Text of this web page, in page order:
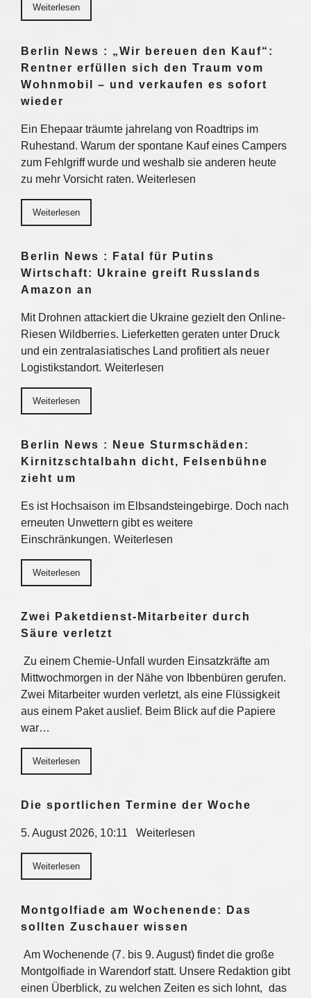
Weiterlesen
Berlin News : „Wir bereuen den Kauf“:
Rentner erfüllen sich den Traum vom
Wohnmobil – und verkaufen es sofort
wieder
Ein Ehepaar träumte jahrelang von Roadtrips im
Ruhestand. Warum der spontane Kauf eines Campers
zum Fehlgriff wurde und weshalb sie anderen heute
zu mehr Vorsicht raten. Weiterlesen
Weiterlesen
Berlin News : Fatal für Putins
Wirtschaft: Ukraine greift Russlands
Amazon an
Mit Drohnen attackiert die Ukraine gezielt den Online-
Riesen Wildberries. Lieferketten geraten unter Druck
und ein zentralasiatisches Land profitiert als neuer
Logistikstandort. Weiterlesen
Weiterlesen
Berlin News : Neue Sturmschäden:
Kirnitzschtalbahn dicht, Felsenbühne
zieht um
Es ist Hochsaison im Elbsandsteingebirge. Doch nach
erneuten Unwettern gibt es weitere
Einschränkungen. Weiterlesen
Weiterlesen
Zwei Paketdienst-Mitarbeiter durch
Säure verletzt
Zu einem Chemie-Unfall wurden Einsatzkräfte am
Mittwochmorgen in der Nähe von Ibbenbüren gerufen.
Zwei Mitarbeiter wurden verletzt, als eine Flüssigkeit
aus einem Paket auslief. Beim Blick auf die Papiere
war…
Weiterlesen
Die sportlichen Termine der Woche
5. August 2026, 10:11 Weiterlesen
Weiterlesen
Montgolfiade am Wochenende: Das
sollten Zuschauer wissen
Am Wochenende (7. bis 9. August) findet die große
Montgolfiade in Warendorf statt. Unsere Redaktion gibt
einen Überblick, zu welchen Zeiten es sich lohnt, das